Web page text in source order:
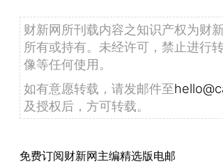
财新网所刊载内容之知识产权为财
所有或持有。未经许可，禁止进行
像等任何使用。
如有意愿转载，请发邮件至
及授权后，方可转载。
免费订阅财新网主编精选版电邮